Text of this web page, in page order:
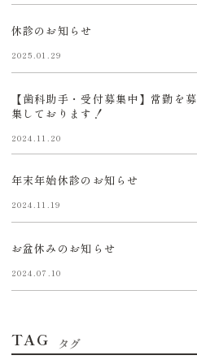
休診のお知らせ
2025.01.29
【歯科助手・受付募集中】常勤を募
集しております！
2024.11.20
年末年始休診のお知らせ
2024.11.19
お盆休みのお知らせ
2024.07.10
TAG タグ